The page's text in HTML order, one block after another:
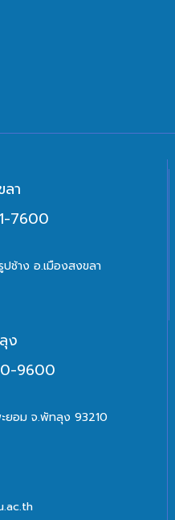
ลา
7600
ช้าง อ.เมืองสงขลา
ง
9600
ยอม จ.พัทลุง 93210